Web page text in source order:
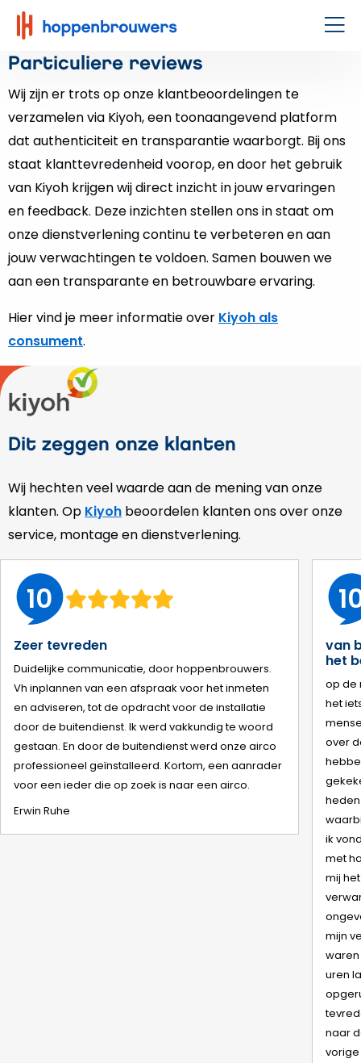
Hoppenbrouwers
|
Waar
leeft
Particuliere reviews
Wij zijn er trots op onze klantbeoordelingen te
verzamelen via Kiyoh, een toonaangevend platform
dat authenticiteit en transparantie waarborgt. Bij ons
staat klanttevredenheid voorop, en door het gebruik
van Kiyoh krijgen wij direct inzicht in jouw ervaringen
en feedback. Deze inzichten stellen ons in staat om
onze dienstverlening continu te verbeteren en aan
jouw verwachtingen te voldoen. Samen bouwen we
aan een transparante en betrouwbare ervaring.
Hier vind je meer informatie over Kiyoh als
consument.
Dit zeggen onze klanten
Wij hechten veel waarde aan de mening van onze
klanten. Op Kiyoh beoordelen klanten ons over onze
service, montage en dienstverlening.
10
Zeer tevreden
Duidelijke communicatie, door hoppenbrouwers.
Vh inplannen van een afspraak voor het inmeten
en adviseren, tot de opdracht voor de installatie
door de buitendienst. Ik werd vakkundig te woord
gestaan. En door de buitendienst werd onze airco
professioneel geïnstalleerd. Kortom, een aanrader
voor een ieder die op zoek is naar een airco.
Erwin Ruhe
van
het
op de
het
over
ik
met
mij
mijn
uren
naar